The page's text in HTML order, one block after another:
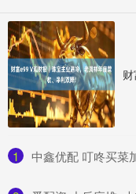
1 中鑫优配 叮咚买菜